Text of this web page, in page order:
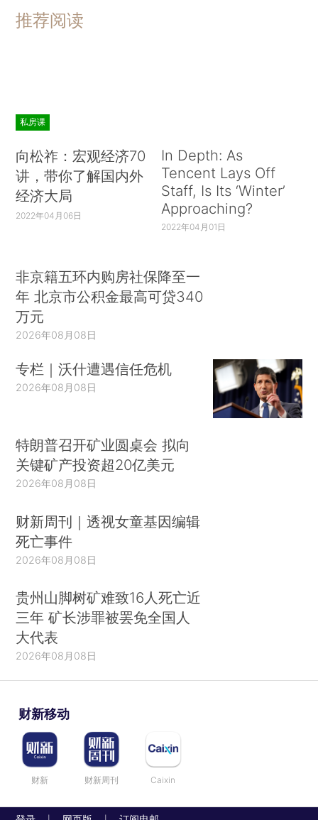
推荐阅读
私房课
向松祚：宏观经济70
讲，带你了解国内外
经济大局
2022年04月06日
In Depth: As
Tencent Lays Off
Staff, Is Its ‘Winter’
Approaching?
2022年04月01日
非京籍五环内购房社保降至一
年 北京市公积金最高可贷340
万元
2026年08月08日
专栏｜沃什遭遇信任危机
2026年08月08日
特朗普召开矿业圆桌会 拟向
关键矿产投资超20亿美元
2026年08月08日
财新周刊｜透视女童基因编辑
死亡事件
2026年08月08日
贵州山脚树矿难致16人死亡近
三年 矿长涉罪被罢免全国人
大代表
2026年08月08日
财新移动
财新 财新周刊 Caixin